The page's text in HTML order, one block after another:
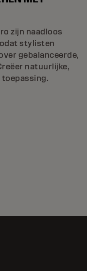
zijn naadloos
stylisten
gebalanceerde,
natuurlijke,